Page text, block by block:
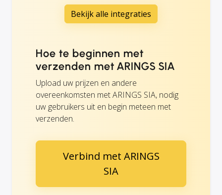
Bekijk alle integraties
Hoe te beginnen met
verzenden met ARINGS SIA
Upload uw prijzen en andere
overeenkomsten met ARINGS SIA, nodig
uw gebruikers uit en begin meteen met
verzenden.
Verbind met ARINGS
SIA